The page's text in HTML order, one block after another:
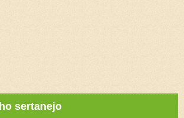
sertanejo